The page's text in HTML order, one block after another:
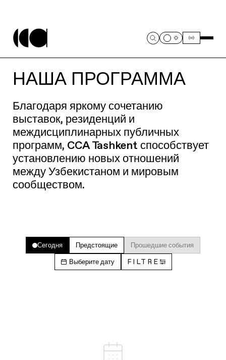
НАША ПРОГРАММА
Благодаря яркому сочетанию
выставок, резиденций и
междисциплинарных публичных
программ, CCA Tashkent способствует
установлению новых отношений
между Узбекистаном и мировым
сообществом.
Сегодня Предстоящие Прошедшие события
Выберите дату FILTRE